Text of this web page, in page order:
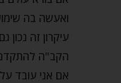
ואעשה בה
עיקרון זה נכון
הקב"ה להתקדם
אם אני עובד